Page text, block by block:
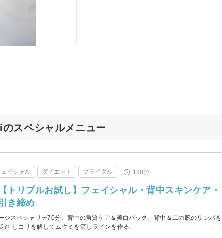
スペシャルメニュー
イシャル ダイエット ブライダル 180分
トリプルお試し】フェイシャル・背中スキンケア・
き締め
ジスペシャリテ70分、背中の角質ケア＆美白パック、背中＆二の腕のリンパを
進 しコリを解してムクミを流しラインを作る。